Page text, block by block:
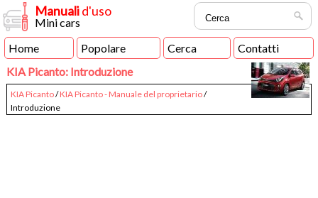
Manualid'uso
Mini cars
Home
Popolare Cerca
Contatti
KIA Picanto: Introduzione
KIA Picanto/KIA Picanto - Manuale del proprietario/
Introduzione